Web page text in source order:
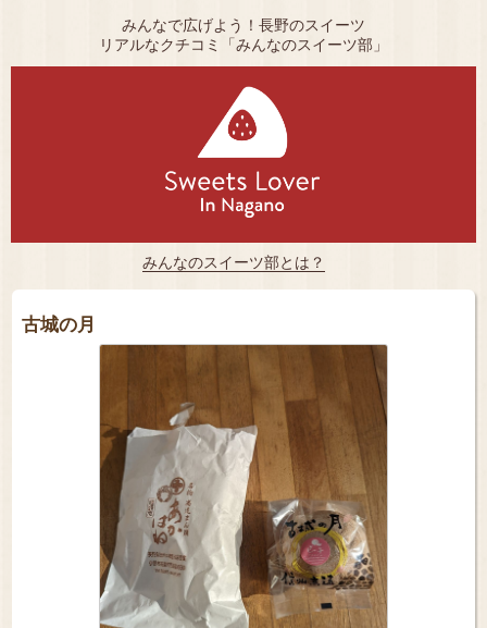
みんなで広げよう！長野のスイーツ
リアルなクチコミ「みんなのスイーツ部」
みんなのスイーツ部とは？
古城の月